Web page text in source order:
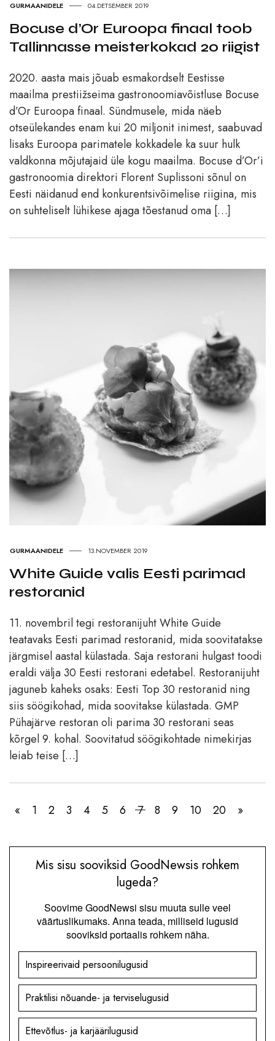
GURMAANIDELE 04.DETSEMBER 2019
Bocuse d’Or Euroopa finaal toob
Tallinnasse meisterkokad 20 riigist
2020. aasta mais jõuab esmakordselt Eestisse
maailma prestiižseima gastronoomiavõistluse Bocuse
d’Or Euroopa finaal. Sündmusele, mida näeb
otseülekandes enam kui 20 miljonit inimest, saabuvad
lisaks Euroopa parimatele kokkadele ka suur hulk
valdkonna mõjutajaid üle kogu maailma. Bocuse d’Or’i
gastronoomia direktori Florent Suplissoni sõnul on
Eesti näidanud end konkurentsivõimelise riigina, mis
on suhteliselt lühikese ajaga tõestanud oma […]
GURMAANIDELE 13.NOVEMBER 2019
White Guide valis Eesti parimad
restoranid
11. novembril tegi restoranijuht White Guide
teatavaks Eesti parimad restoranid, mida soovitatakse
järgmisel aastal külastada. Saja restorani hulgast toodi
eraldi välja 30 Eesti restorani edetabel. Restoranijuht
jaguneb kaheks osaks: Eesti Top 30 restoranid ning
siis söögikohad, mida soovitakse külastada. GMP
Pühajärve restoran oli parima 30 restorani seas
kõrgel 9. kohal. Soovitatud söögikohtade nimekirjas
leiab teise […]
« 1 2 3 4 5 6 7 8 9 10 20 »
Mis sisu sooviksid GoodNewsis rohkem
lugeda?
Soovime GoodNewsi sisu muuta sulle veel
väärtuslikumaks. Anna teada, milliseid lugusid
sooviksid portaalis rohkem näha.
Inspireerivaid persoonilugusid
Praktilisi nõuande- ja terviselugusid
Ettevõtlus- ja karjäärilugusid